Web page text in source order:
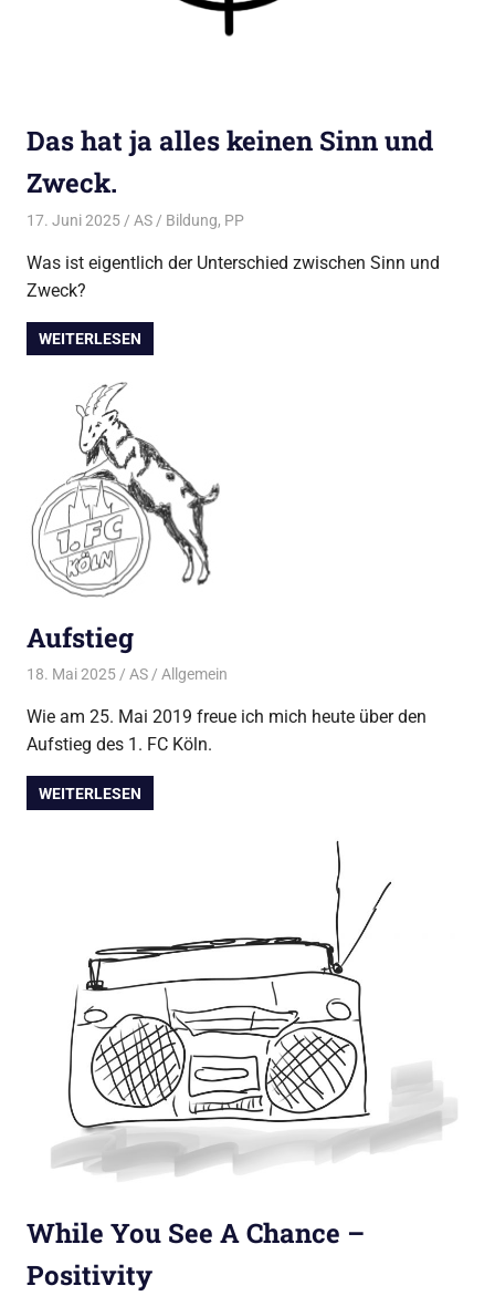
Das hat ja alles keinen Sinn und
Zweck.
17. Juni 2025 AS Bildung, PP
Was ist eigentlich der Unterschied zwischen Sinn und
Zweck?
WEITERLESEN
Aufstieg
18. Mai 2025 AS Allgemein
Wie am 25. Mai 2019 freue ich mich heute über den
Aufstieg des 1. FC Köln.
WEITERLESEN
While You See A Chance –
Positivity